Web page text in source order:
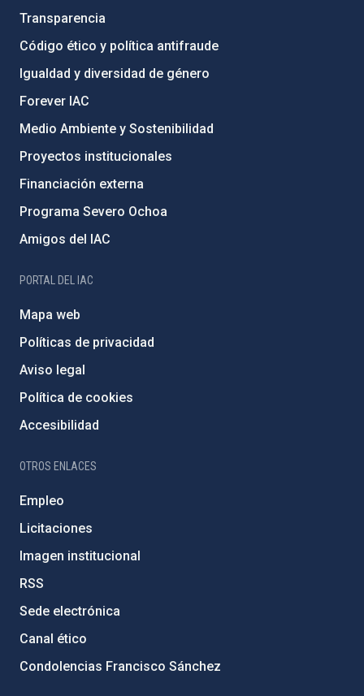
Transparencia
Código ético y política antifraude
Igualdad y diversidad de género
Forever IAC
Medio Ambiente y Sostenibilidad
Proyectos institucionales
Financiación externa
Programa Severo Ochoa
Amigos del IAC
PORTAL DEL IAC
Mapa web
Políticas de privacidad
Aviso legal
Política de cookies
Accesibilidad
OTROS ENLACES
Empleo
Licitaciones
Imagen institucional
RSS
Sede electrónica
Canal ético
Condolencias Francisco Sánchez